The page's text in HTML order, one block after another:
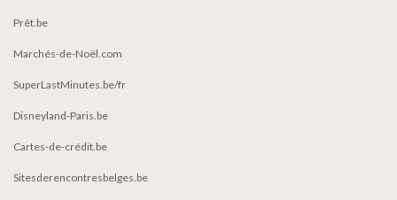
Prêt.be
Marchés-de-Noël.com
SuperLastMinutes.be/fr
Disneyland-Paris.be
Cartes-de-crédit.be
Sitesderencontresbelges.be